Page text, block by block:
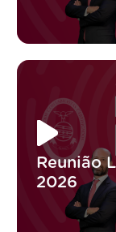
Reunião
2026